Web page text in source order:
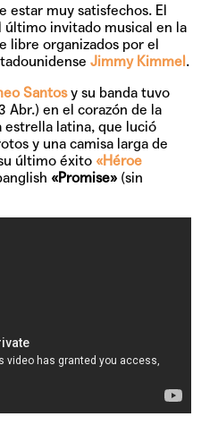
estar muy satisfechos. El
último invitado musical en la
libre organizados por el
Jimmy Kimmel.
Santosy su banda tuvo
Abr.) en el corazón de la
estrella latina, que lució
y una camisa larga de
último éxito «Héroe
«Promise» (sin